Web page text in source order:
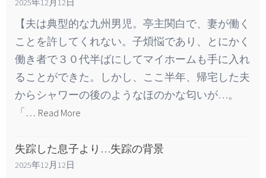
2025年12月12日
【夫は典型的な九州男児。亭主関白で、妻が働く
ことを許してくれない。子煩悩であり、とにかく
働き者で３０代半ばにしてマイホームも手に入れ
ることができた。しかし、ここ半年、帰宅した夫
からシャワーの後のようなほのかな匂いが…。
「… Read More
失踪した息子より…失踪の背景
2025年12月12日